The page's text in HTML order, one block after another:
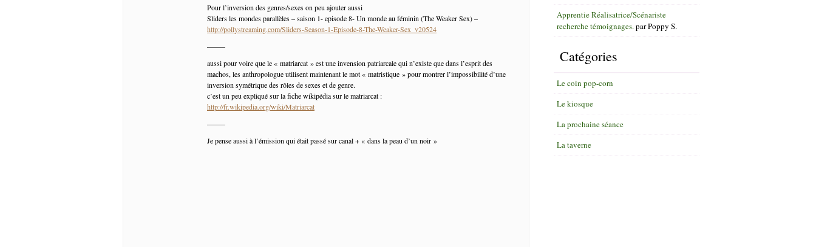
Pour l’inversion des genres/sexes on peu ajouter aussi
Sliders les mondes parallèles – saison 1- episode 8- Un monde au féminin (The Weaker Sex) –
http://pollystreaming.com/Sliders-Season-1-Episode-8-The-Weaker-Sex_v20524
——–
aussi pour voire que le « matriarcat » est une invension patriarcale qui n’existe que dans l’esprit des
machos, les anthropologue utilisent maintenant le mot « matristique » pour montrer l’impossibilité d’une
inversion symétrique des rôles de sexes et de genre.
c’est un peu expliqué sur la fiche wikipédia sur le matriarcat :
http://fr.wikipedia.org/wiki/Matriarcat
——–
Je pense aussi à l’émission qui était passé sur canal + « dans la peau d’un noir »
Apprentie Réalisatrice/Scénariste
recherche témoignages. parPoppy S.
Catégories
Le coin pop-corn
Le kiosque
La prochaine séance
La taverne